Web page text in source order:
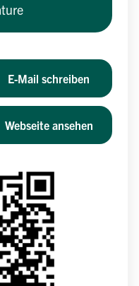
E-Mail schreiben
Webseite ansehen